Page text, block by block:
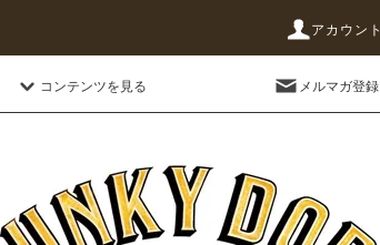
アカウント
コンテンツを見る メルマガ登